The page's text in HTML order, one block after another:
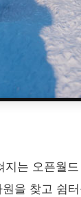
는 오픈월
을 찾고 쉼